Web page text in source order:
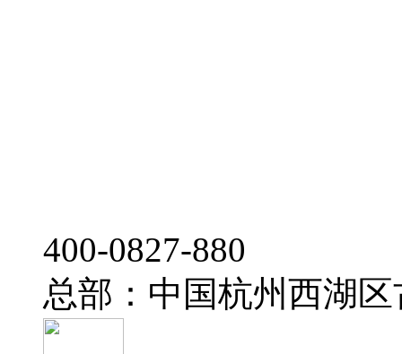
‭400-0827-880
总部：中国杭州西湖